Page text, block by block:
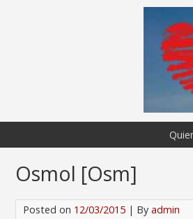
Osmol [Osm]
Posted on 12/03/2015 | By admin